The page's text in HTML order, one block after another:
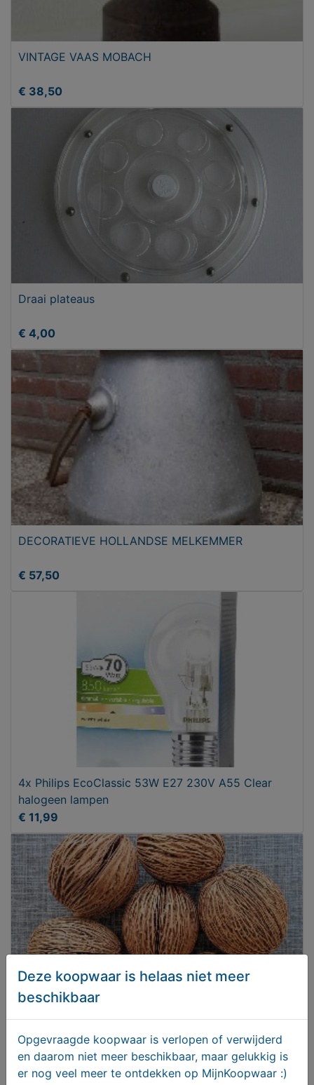
VINTAGE VAAS MOBACH
€ 38,50
Draai plateaus
€ 4,00
DECORATIEVE HOLLANDSE MELKEMMER
€ 57,50
4x Philips EcoClassic 53W E27 230V A55 Clear
halogeen lampen
€ 11,99
€ 9,00
Deze koopwaar is helaas niet meer
beschikbaar
Opgevraagde koopwaar is verlopen of verwijderd
en daarom niet meer beschikbaar, maar gelukkig is
er nog veel meer te ontdekken op MijnKoopwaar :)